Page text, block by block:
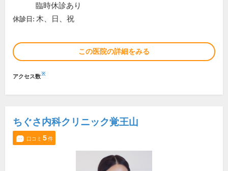
臨時休診あり
休診日: 木、日、祝
この医院の詳細をみる
アクセス数※
ちぐさ内科クリニック覚王山
口コミ 5件